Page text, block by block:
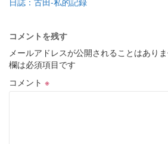
コメントを残す
メールアドレスが公開されることはありま
欄は必須項目です
コメント ※